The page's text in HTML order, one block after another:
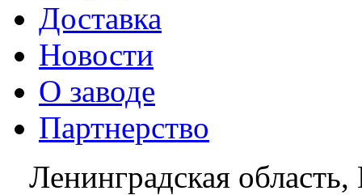
Доставка
Новости
О заводе
Партнерство
Ленинградская